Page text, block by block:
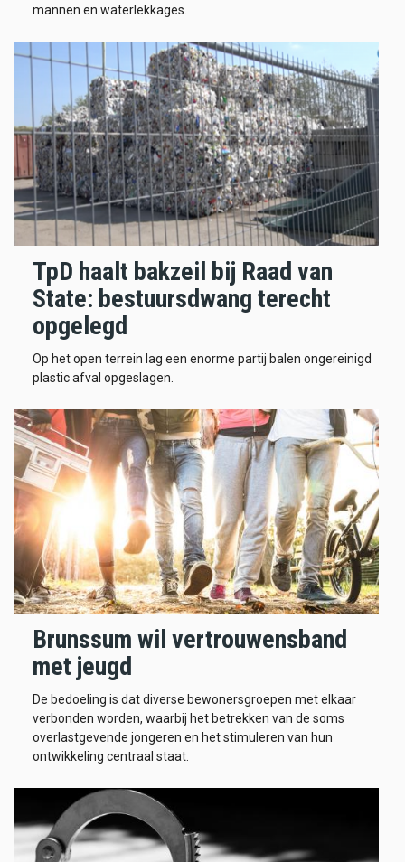
mannen en waterlekkages.
TpD haalt bakzeil bij Raad van
State: bestuursdwang terecht
opgelegd
Op het open terrein lag een enorme partij balen ongereinigd
plastic afval opgeslagen.
Brunssum wil vertrouwensband
met jeugd
De bedoeling is dat diverse bewonersgroepen met elkaar
verbonden worden, waarbij het betrekken van de soms
overlastgevende jongeren en het stimuleren van hun
ontwikkeling centraal staat.